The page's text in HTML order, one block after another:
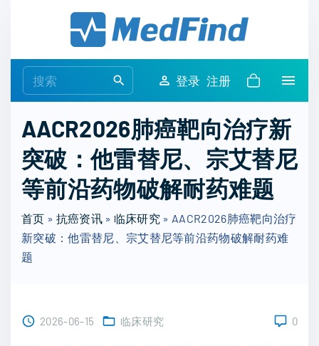
e
r
c
h
f
r
:
登录 注册
AACR2026肺癌靶向治疗新
突破：他雷替尼、宗艾替尼
等前沿药物破解耐药难题
首页 » 抗癌资讯» 临床研究 » AACR2026肺癌靶向治疗
新突破：他雷替尼、宗艾替尼等前沿药物破解耐药难
题
2026-06-15 临床研究 0